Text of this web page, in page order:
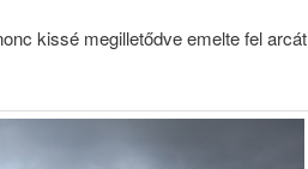
kissé megilletődve emelte fel arcát